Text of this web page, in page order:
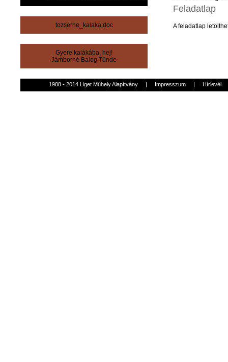
tozserne_kalaka.doc
Gyere kalákába, hej!
Jámborné Balog Tünde
Feladatlap
Afeladatlap
1988 - 2014 Liget Műhely Alapítvány | Impresszum | Hírlevél